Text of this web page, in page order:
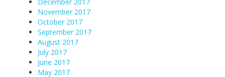
November 2017
October 2017
September 2017
August 2017
July 2017
June 2017
May 2017